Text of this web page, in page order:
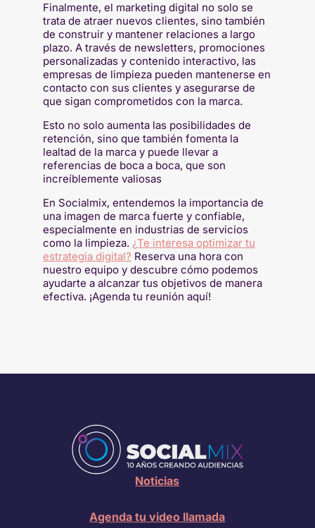
Finalmente, el marketing digital no solo se
trata de atraer nuevos clientes, sino también
de construir y mantener relaciones a largo
plazo. A través de newsletters, promociones
personalizadas y contenido interactivo, las
empresas de limpieza pueden mantenerse en
contacto con sus clientes y asegurarse de
que sigan comprometidos con la marca.
Esto no solo aumenta las posibilidades de
retención, sino que también fomenta la
lealtad de la marca y puede llevar a
referencias de boca a boca, que son
increíblemente valiosas
En Socialmix, entendemos la importancia de
una imagen de marca fuerte y confiable,
especialmente en industrias de servicios
como la limpieza. ¿Te interesa optimizar tu
estrategia digital? Reserva una hora con
nuestro equipo y descubre cómo podemos
ayudarte a alcanzar tus objetivos de manera
efectiva. ¡Agenda tu reunión aquí!
Noticias
Agenda tu video llamada